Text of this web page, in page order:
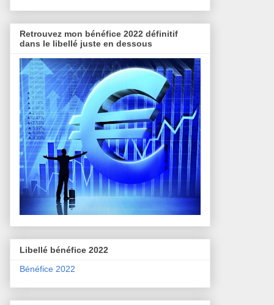
Retrouvez mon bénéfice 2022 définitif
dans le libellé juste en dessous
Libellé bénéfice 2022
Bénéfice 2022